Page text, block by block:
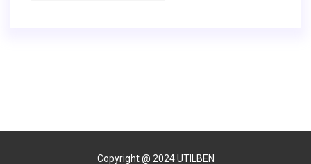
Copyright @ 2024 UTILBEN